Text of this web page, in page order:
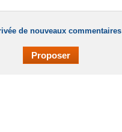
de nouveaux commentaires